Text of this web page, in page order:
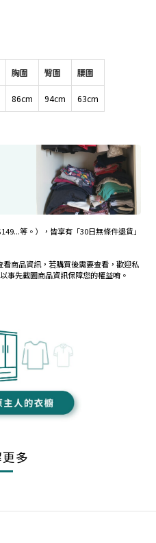
胸圍 臀圍 腰圍
86cm 94cm 63cm
等。），皆享有「30日無條件退貨」
商品資訊，若購買後需要查看，歡迎私
事先截圖商品資訊保障您的權益唷。
多